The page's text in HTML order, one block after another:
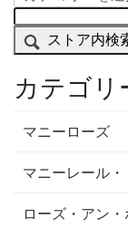
ストア内検
カテゴリ
マニーローズ
マニーレール
ローズ・アン